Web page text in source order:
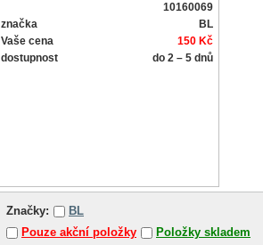
10160069
značka
BL
Vaše cena
150 Kč
dostupnost
do 2 – 5 dnů
Značky:
BL
Pouze akční položky
Položky skladem